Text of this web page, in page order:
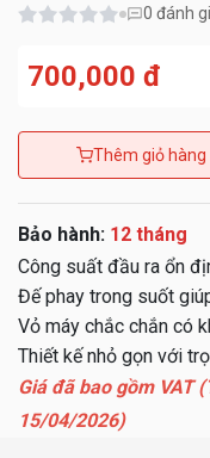
0 đánh
700,000 đ
Thêm giỏ hàng
Bảo hành: 12 tháng
Công suất đầu ra ổn
Đế phay trong suốt
Vỏ máy chắc chắn có
Thiết kế nhỏ gọn với
Giá đã bao gồm VAT
15/04/2026)